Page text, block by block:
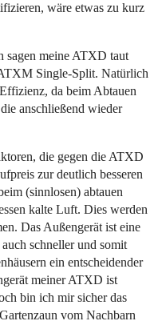
wäre etwas zu kurz
sagen meine ATXD taut
Single-Split. Natürlich
da beim Abtauen
anschließend wieder
die gegen die ATXD
zur deutlich besseren
(sinnlosen) abtauen
kalte Luft. Dies werden
Das Außengerät ist eine
schneller und somit
ein entscheidender
meiner ATXD ist
bin ich mir sicher das
vom Nachbarn